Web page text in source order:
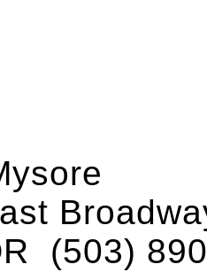
(503)